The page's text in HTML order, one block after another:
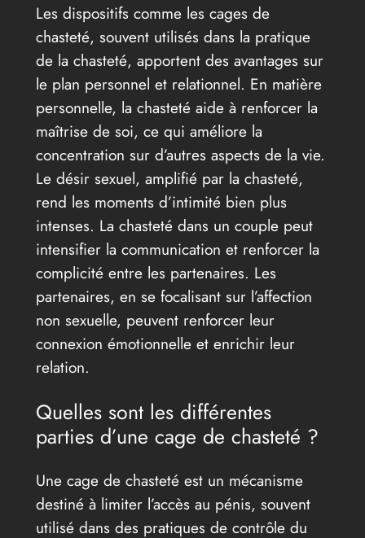
Les dispositifs comme les cages de
chasteté, souvent utilisés dans la pratique
de la chasteté, apportent des avantages sur
le plan personnel et relationnel. En matière
personnelle, la chasteté aide à renforcer la
maîtrise de soi, ce qui améliore la
concentration sur d’autres aspects de la vie.
Le désir sexuel, amplifié par la chasteté,
rend les moments d’intimité bien plus
intenses. La chasteté dans un couple peut
intensifier la communication et renforcer la
complicité entre les partenaires. Les
partenaires, en se focalisant sur l’affection
non sexuelle, peuvent renforcer leur
connexion émotionnelle et enrichir leur
relation.
Quelles sont les différentes
parties d’une cage de chasteté ?
Une cage de chasteté est un mécanisme
destiné à limiter l’accès au pénis, souvent
utilisé dans des pratiques de contrôle du